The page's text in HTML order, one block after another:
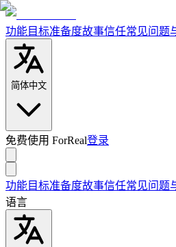
功能目标准备度故事信任常见问题
简体中文
免费使用 ForReal登录
功能目标准备度故事信任常见问题
语言